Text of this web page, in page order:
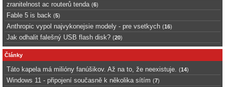
zranitelnost ac routerů tenda (6)
Fable 5 is back (5)
Anthropic vypol najvykonejsie modely - pre vsetkych (16)
Jak odhalit falešný USB flash disk? (20)
Články
Táto kapela má milióny fanúšikov. Až na to, že neexistuje. (14)
Windows 11 - připojení současně k několika sítím (7)